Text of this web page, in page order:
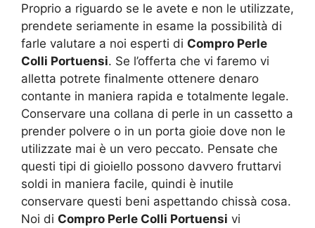
Proprio a riguardo se le avete e non le utilizzate,
prendete seriamente in esame la possibilità di
farle valutare a noi esperti di Compro Perle
Colli Portuensi. Se l’offerta che vi faremo vi
alletta potrete finalmente ottenere denaro
contante in maniera rapida e totalmente legale.
Conservare una collana di perle in un cassetto a
prender polvere o in un porta gioie dove non le
utilizzate mai è un vero peccato. Pensate che
questi tipi di gioiello possono davvero fruttarvi
soldi in maniera facile, quindi è inutile
conservare questi beni aspettando chissà cosa.
Noi di Compro Perle Colli Portuensi vi